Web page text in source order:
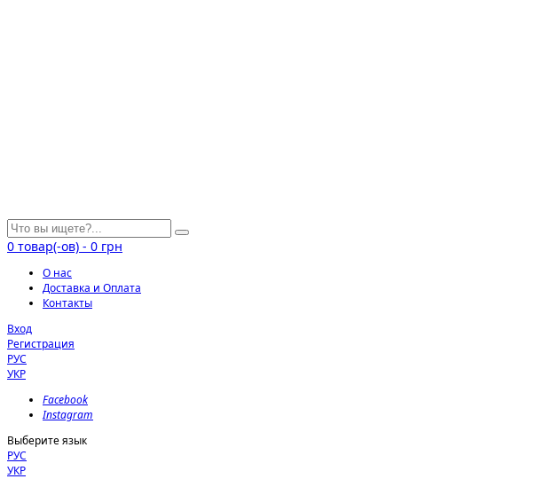
0 товар(-ов) - 0 грн
О нас
Доставка и Оплата
Контакты
Вход
Регистрация
РУС
УКР
Facebook
Instagram
Выберите язык
РУС
УКР